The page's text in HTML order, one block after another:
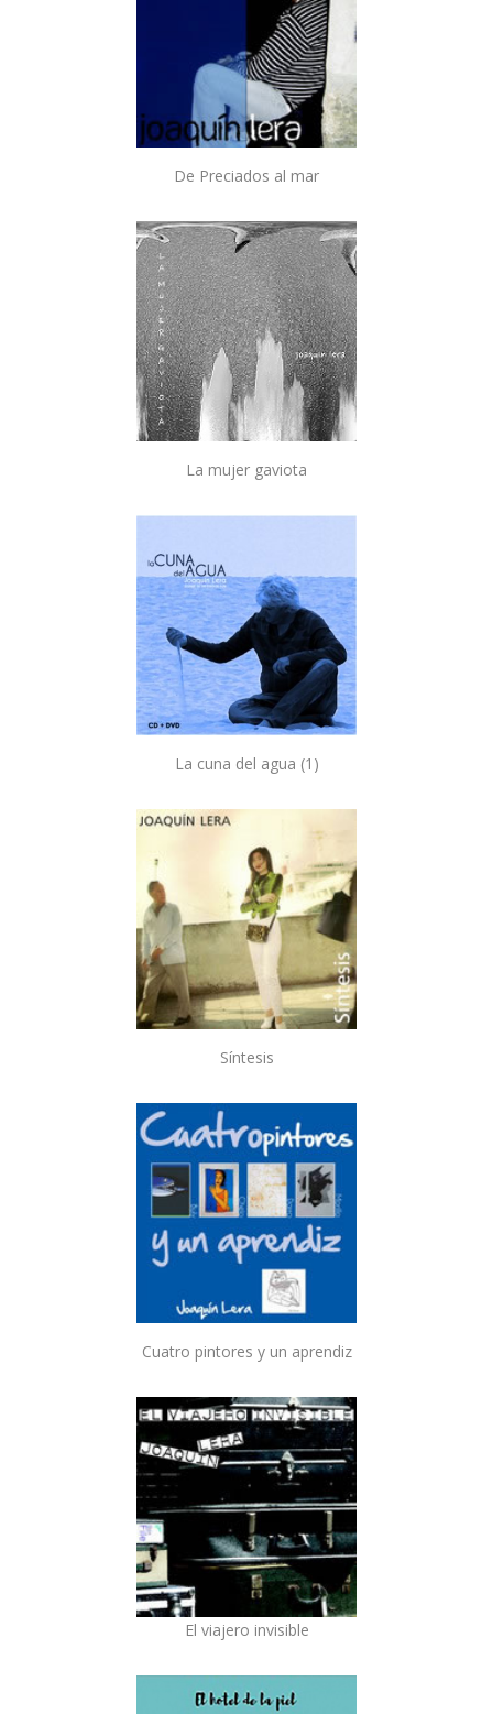
De Preciados al mar
La mujer gaviota
La cuna del agua (1)
Síntesis
Cuatro pintores y un aprendiz
El viajero invisible